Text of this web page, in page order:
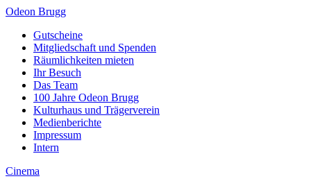
Odeon Brugg
Gutscheine
Mitgliedschaft und Spenden
Räumlichkeiten mieten
Ihr Besuch
Das Team
100 Jahre Odeon Brugg
Kulturhaus und Trägerverein
Medienberichte
Impressum
Intern
Cinema